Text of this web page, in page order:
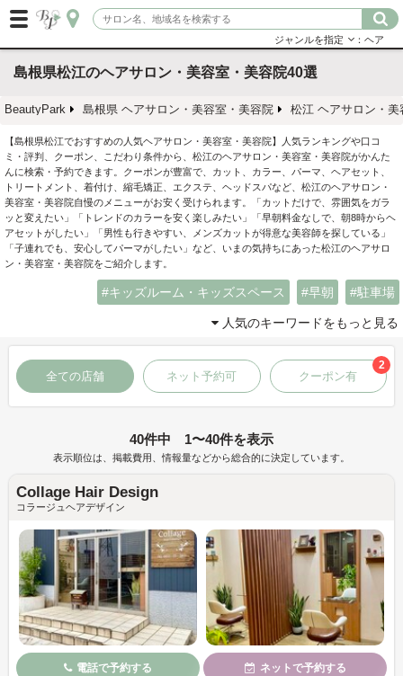
ジャンルを指定 ：ヘア
島根県松江のヘアサロン・美容室・美容院40選
BeautyPark 島根県 ヘアサロン・美容室・美容院 松江 ヘアサロン・美
【島根県松江でおすすめの人気ヘアサロン・美容室・美容院】人気ランキングや口コ
ミ・評判、クーポン、こだわり条件から、松江のヘアサロン・美容室・美容院がかんた
んに検索・予約できます。クーポンが豊富で、カット、カラー、パーマ、ヘアセット、
トリートメント、着付け、縮毛矯正、エクステ、ヘッドスパなど、松江のヘアサロン・
美容室・美容院自慢のメニューがお安く受けられます。「カットだけで、雰囲気をガラ
ッと変えたい」「トレンドのカラーを安く楽しみたい」「早朝料金なしで、朝8時からヘ
アセットがしたい」「男性も行きやすい、メンズカットが得意な美容師を探している」
「子連れでも、安心してパーマがしたい」など、いまの気持ちにあった松江のヘアサロ
ン・美容室・美容院をご紹介します。
キッズルーム・キッズスペース 早朝 駐車場
人気のキーワードをもっと見る
全ての店舗 ネット予約可 クーポン有
2
40件中 1〜40件を表示
表示順位は、掲載費用、情報量などから総合的に決定しています。
Collage Hair Design
コラージュヘアデザイン
電話で予約する ネットで予約する